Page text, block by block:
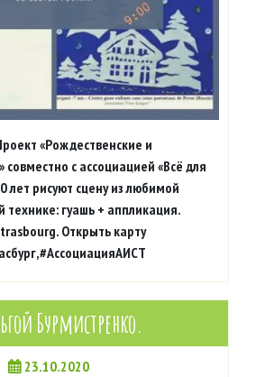
«Рождественские и
совместно с ассоциацией «Всё для
лет рисуют сцену из любимой
технике: гуашь + аппликация.
Открыть карту
Бурмистренко.
23.10.2020